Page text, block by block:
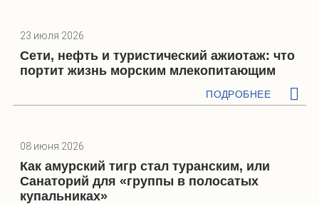
23 июля 2026
Сети, нефть и туристический ажиотаж: что
портит жизнь морским млекопитающим
ПОДРОБНЕЕ
08 июня 2026
Как амурский тигр стал туранским, или
Санаторий для «группы в полосатых
купальниках»